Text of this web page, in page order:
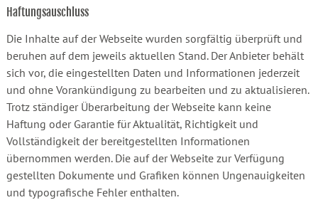
Haftungsauschluss
Die Inhalte auf der Webseite wurden sorgfältig überprüft und
beruhen auf dem jeweils aktuellen Stand. Der Anbieter behält
sich vor, die eingestellten Daten und Informationen jederzeit
und ohne Vorankündigung zu bearbeiten und zu aktualisieren.
Trotz ständiger Überarbeitung der Webseite kann keine
Haftung oder Garantie für Aktualität, Richtigkeit und
Vollständigkeit der bereitgestellten Informationen
übernommen werden. Die auf der Webseite zur Verfügung
gestellten Dokumente und Grafiken können Ungenauigkeiten
und typografische Fehler enthalten.